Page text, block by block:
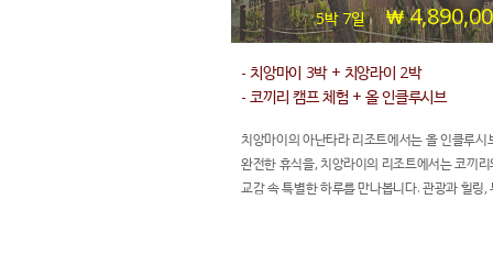
5박 7일
- 치앙마이 3박 + 치앙라이 2박
- 코끼리 캠프 체험 + 올 인클루시브
비스
치앙마이의 아난타라 리조트에서는 올 인클루시
완전한 휴식을, 치앙라이의 리조트에서는 코끼
교감 속 특별한 하루를 만나봅니다. 관광과 힐링,